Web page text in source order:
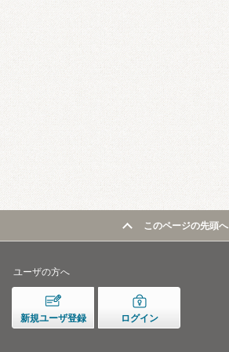
このページの先頭へ
ユーザの方へ
新規ユーザ登録 ログイン